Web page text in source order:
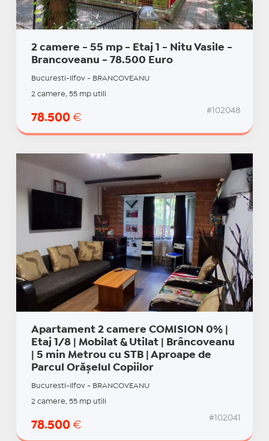
2 camere - 55 mp - Etaj 1 - Nitu Vasile -
Brancoveanu - 78.500 Euro
Bucuresti-Ilfov - BRANCOVEANU
2 camere, 55 mp utili
78.500 €
#102048
Apartament 2 camere COMISION 0% |
Etaj 1/8 | Mobilat & Utilat | Brâncoveanu
| 5 min Metrou cu STB | Aproape de
Parcul Orășelul Copiilor
Bucuresti-Ilfov - BRANCOVEANU
2 camere, 55 mp utili
78.500 €
#102041